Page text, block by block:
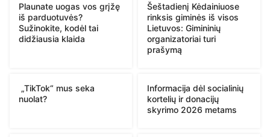
Plaunate uogas vos grįžę
iš parduotuvės?
Sužinokite, kodėl tai
didžiausia klaida
Šeštadienį Kėdainiuose
rinksis giminės iš visos
Lietuvos: Gimininių
organizatoriai turi
prašymą
„TikTok“ mus seka
nuolat?
Informacija dėl socialinių
kortelių ir donacijų
skyrimo 2026 metams